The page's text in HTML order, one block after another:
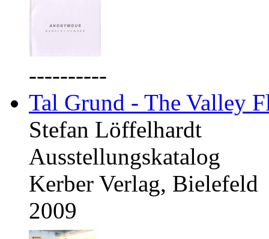
----------
Tal Grund - The Valley
Stefan Löffelhardt
Ausstellungskatalog
Kerber Verlag, Bielefeld
2009